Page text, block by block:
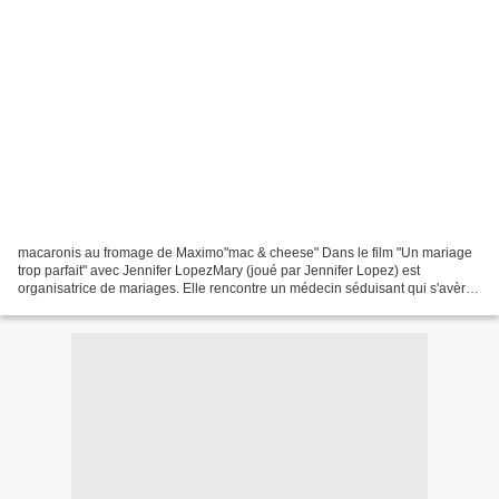
macaronis au fromage de Maximo"mac & cheese" Dans le film "Un mariage
trop parfait" avec Jennifer LopezMary (joué par Jennifer Lopez) est
organisatrice de mariages. Elle rencontre un médecin séduisant qui s'avère